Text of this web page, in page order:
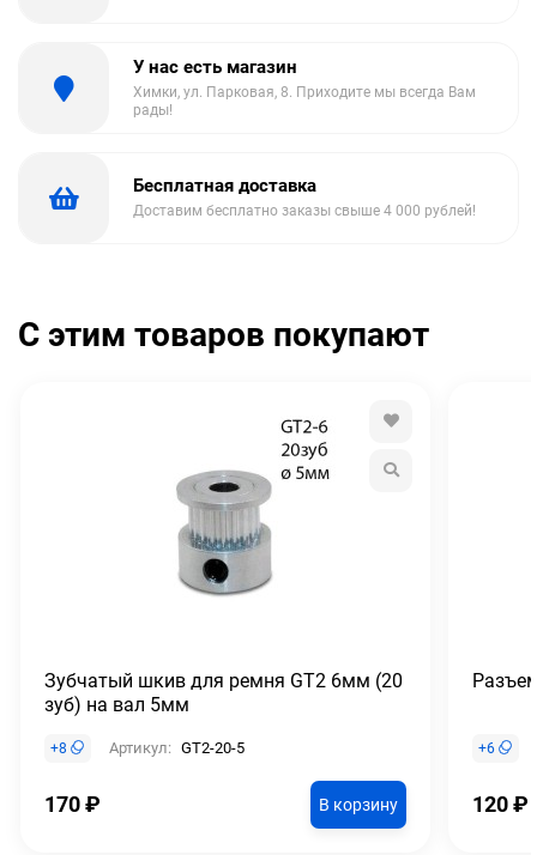
У нас есть магазин
Химки, ул. Парковая, 8. Приходите мы всегда Вам
рады!
Бесплатная доставка
Доставим бесплатно заказы свыше 4 000 рублей!
С этим товаров покупают
Зубчатый шкив для ремня GT2 6мм (20
зуб) на вал 5мм
+8 Артикул: GT2-20-5
170₽ В корзину
+6
120₽